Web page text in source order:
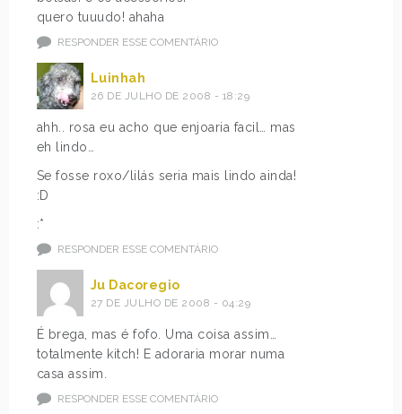
quero tuuudo! ahaha
RESPONDER ESSE COMENTÁRIO
Luinhah
26 DE JULHO DE 2008 - 18:29
ahh.. rosa eu acho que enjoaria facil… mas
eh lindo…
Se fosse roxo/lilás seria mais lindo ainda!
:D
:*
RESPONDER ESSE COMENTÁRIO
Ju Dacoregio
27 DE JULHO DE 2008 - 04:29
É brega, mas é fofo. Uma coisa assim…
totalmente kitch! E adoraria morar numa
casa assim.
RESPONDER ESSE COMENTÁRIO